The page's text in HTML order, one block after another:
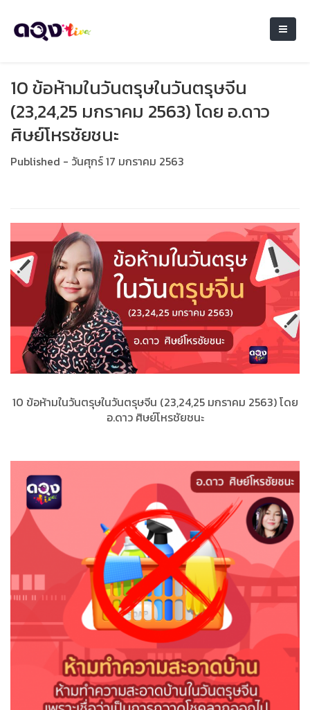
10 ข้อห้ามในวันตรุษในวันตรุษจีน
(23,24,25 มกราคม 2563) โดย อ.ดาว
ศิษย์โหรชัยชนะ
Published - วันศุกร์ 17 มกราคม 2563
10 ข้อห้ามในวันตรุษในวันตรุษจีน (23,24,25 มกราคม 2563) โดย
อ.ดาว ศิษย์โหรชัยชนะ